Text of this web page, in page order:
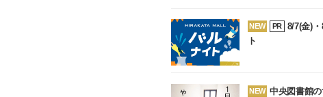
NEW PR
8/7(金)
ト
NEW 中央図書館